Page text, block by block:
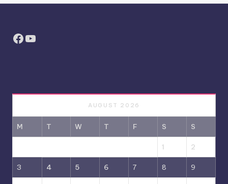
Facebook
YouTube
AUGUST 2026
M T W T F S S
1 2
3 4 5 6 7 8 9